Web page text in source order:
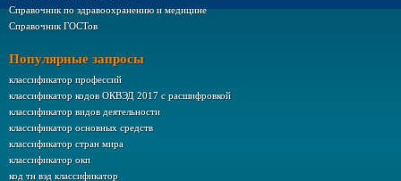
Справочник по здравоохранению и медицине
Справочник ГОСТов
Популярные запросы
классификатор профессий
классификатор кодов ОКВЭД 2017 с расшифровкой
классификатор видов деятельности
классификатор основных средств
классификатор стран мира
классификатор окп
код тн вэд классификатор